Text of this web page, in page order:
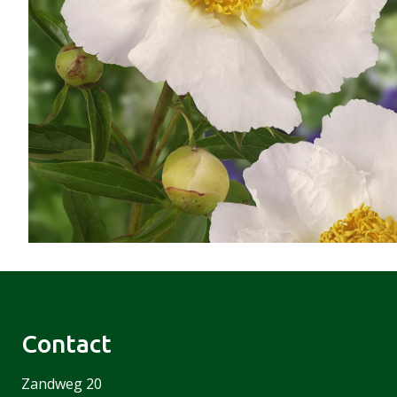
Contact
Zandweg 20